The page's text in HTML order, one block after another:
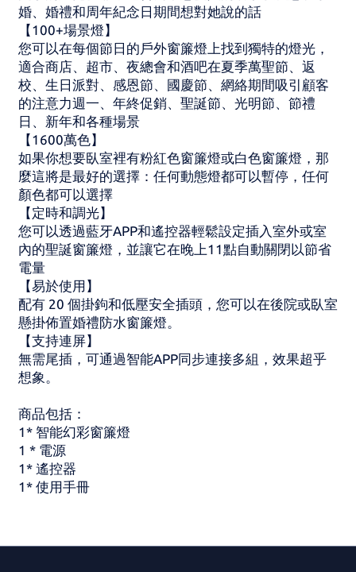
婚、婚禮和周年紀念日期間想對她說的話
【100+場景燈】
您可以在每個節日的戶外窗簾燈上找到獨特的燈光，
適合商店、超市、夜總會和酒吧在夏季萬聖節、返
校、生日派對、感恩節、國慶節、網絡期間吸引顧客
的注意力週一、年終促銷、聖誕節、光明節、節禮
日、新年和各種場景
【1600萬色】
如果你想要臥室裡有粉紅色窗簾燈或白色窗簾燈，那
麼這將是最好的選擇：任何動態燈都可以暫停，任何
顏色都可以選擇
【定時和調光】
您可以透過藍牙APP和遙控器輕鬆設定插入室外或室
內的聖誕窗簾燈，並讓它在晚上11點自動關閉以節省
電量
【易於使用】
配有 20 個掛鉤和低壓安全插頭，您可以在後院或臥室
懸掛佈置婚禮防水窗簾燈。
【支持連屏】
無需尾插，可通過智能APP同步連接多組，效果超乎
想象。
商品包括：
1* 智能幻彩窗簾燈
1 * 電源
1* 遙控器
1* 使用手冊